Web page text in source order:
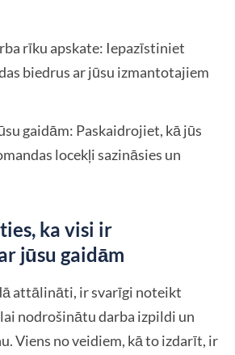
rīku apskate: Iepazīstiniet
biedrus ar jūsu izmantotajiem
gaidām: Paskaidrojiet, kā jūs
locekļi sazināsies un
ka visi ir
jūsu gaidām
attālināti, ir svarīgi noteikt
nodrošinātu darba izpildi un
Viens no veidiem, kā to izdarīt, ir